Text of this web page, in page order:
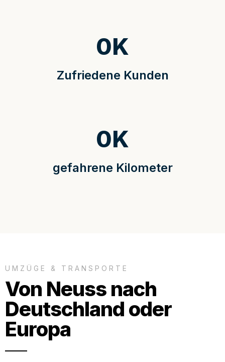
Zufriedene Kunden
0K
gefahrene Kilometer
0K
UMZÜGE & TRANSPORTE
Von Neuss nach
Deutschland oder
Europa